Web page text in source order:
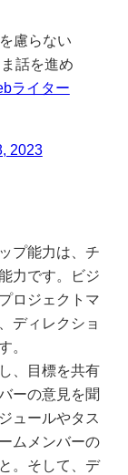
慮らない
話を進め
ライター
2023
プ能力は、チ
力です。ビジ
ロジェクトマ
ディレクショ
。
、目標を共有
ーの意見を聞
ュールやタス
ムメンバーの
。そして、デ